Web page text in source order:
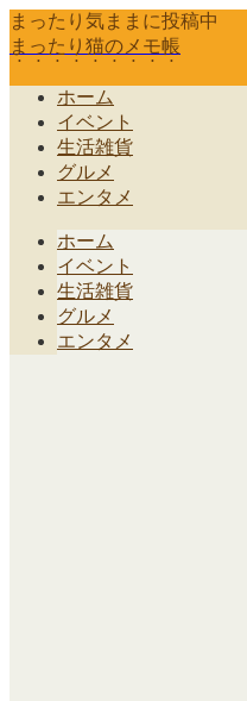
まったり気ままに投稿中
まったり猫のメモ帳
ホーム
イベント
生活雑貨
グルメ
エンタメ
ホーム
イベント
生活雑貨
グルメ
エンタメ